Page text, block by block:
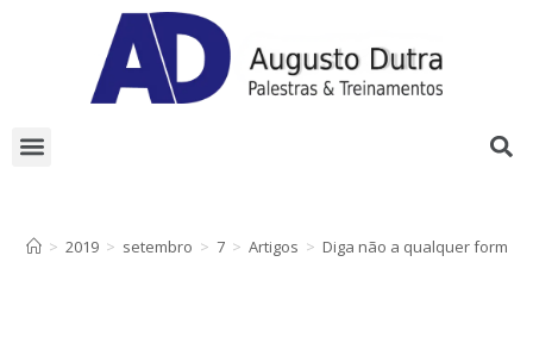
> 2019 > setembro > 7 > Artigos > Diga não a qualquer forma